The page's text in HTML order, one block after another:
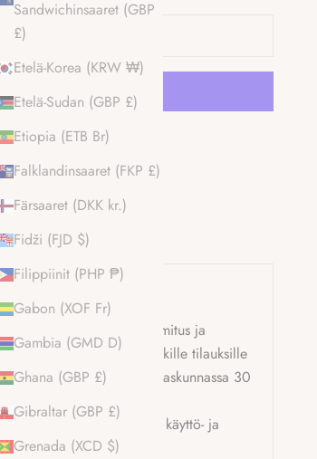
Sandwichinsaaret (GBP
£)
Etelä-Korea (KRW ₩)
Etelä-Sudan (GBP £)
Etiopia (ETB Br)
Falklandinsaaret (FKP £)
Färsaaret (DKK kr.)
Fidži (FJD $)
Filippiinit (PHP ₱)
Gabon (XOF Fr)
Gambia (GMD D)
Ghana (GBP £)
Gibraltar (GBP £)
Grenada (XCD $)
Lisää maksuvaihtoehtoja
Toimitus ja toimitus
maailmanlaajuinen toimitus ja
kompensointi kaikille tilauksille
Yhdistyneessä kuningaskunnassa 30
päivän kuluessa.
on saatavilla
täydelliset käyttö- ja
sopimusehdot.